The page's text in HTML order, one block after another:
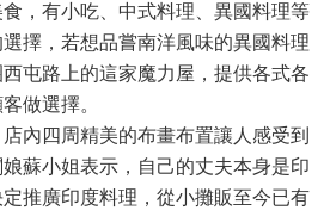
，有小吃、中式料理、異國料理等
擇，若想品嘗南洋風味的異國料理
屯路上的這家魔力屋，提供各式各
做選擇。
內四周精美的布畫布置讓人感受到
蘇小姐表示，自己的丈夫本身是印
推廣印度料理，從小攤販至今已有